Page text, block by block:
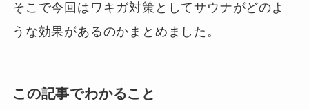
そこで今回はワキガ対策としてサウナがどのよ
うな効果があるのかまとめました。
この記事でわかること